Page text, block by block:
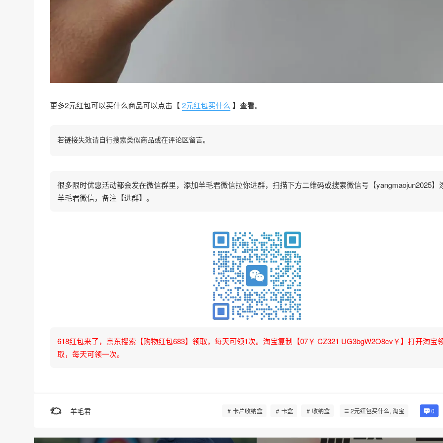
更多2元红包可以买什么商品可以点击【2元红包买什么 】查看。
若链接失效请自行搜索类似商品或在评论区留言。
很多限时优惠活动都会发在微信群里，添加羊毛君微信拉你进群，扫描下方二维码或搜索微信号【yangmaojun2025】
羊毛君微信，备注【进群】。
618红包来了，京东搜索【购物红包683】领取，每天可领1次。淘宝复制【07￥ CZ321 UG3bgW2O8cv￥】打开淘宝
取，每天可领一次。
羊毛君 卡片收纳盒 卡盒 收纳盒 2元红包买什么, 淘宝 0